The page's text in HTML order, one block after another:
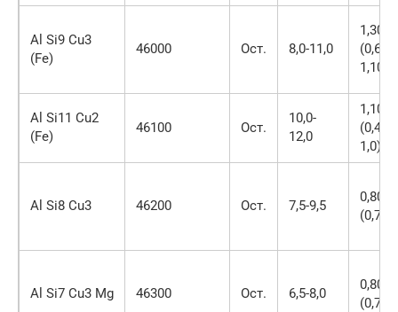
Al Si9 Cu3
(Fe)
46000 Ост. 8,0-11,0
1,30
(0,60-
1,10)
Al Si11 Cu2
(Fe)
46100 Ост.
10,0-
12,0
1,10
(0,45-
1,0)
Al Si8 Cu3 46200 Ост. 7,5-9,5
0,80
(0,70)
Al Si7 Cu3 Mg 46300 Ост. 6,5-8,0
0,80
(0,70)